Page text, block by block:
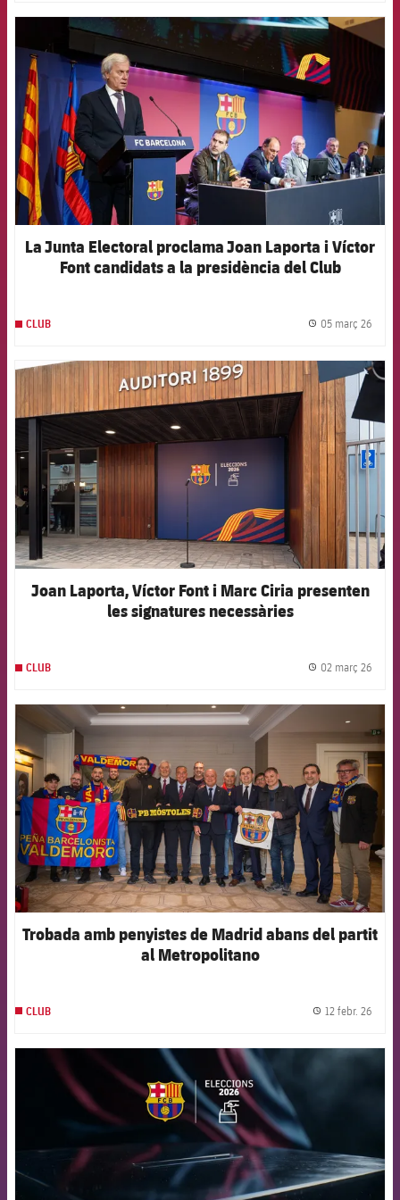
FCB Barcelona badge
La Junta Electoral proclama Joan Laporta i Víctor
Font candidats a la presidència del Club
CLUB 05 març 26
FCB Barcelona badge
Joan Laporta, Víctor Font i Marc Ciria presenten
les signatures necessàries
CLUB 02 març 26
FCB Barcelona badge
Trobada amb penyistes de Madrid abans del partit
al Metropolitano
CLUB 12 febr. 26
FCB Barcelona badge